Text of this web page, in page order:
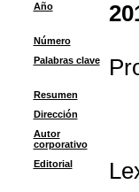
Año
Número
Palabras clave
Resumen
Dirección
Autor
corporativo
Editorial